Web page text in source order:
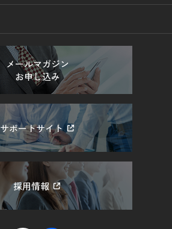
メールマガジン
お申し込み
サポートサイト
採用情報